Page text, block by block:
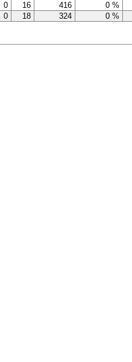
0 16 416
0 %
0 18 324 0 %